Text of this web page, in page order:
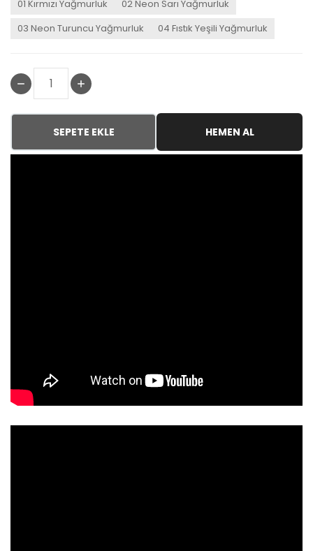
01 Kırmızı Yağmurluk
02 Neon Sarı Yağmurluk
03 Neon Turuncu Yağmurluk
04 Fıstık Yeşili Yağmurluk
SEPETE EKLE HEMEN AL